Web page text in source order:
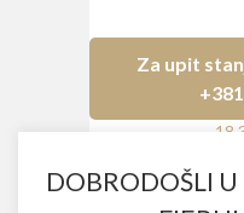
Za upit
DOBRODOŠLI U